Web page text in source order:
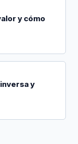
y cómo
y